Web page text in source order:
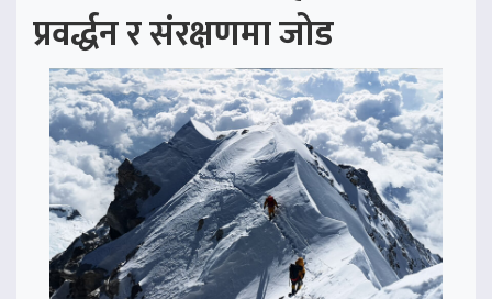
प्रवर्द्धन र संरक्षणमा जोड